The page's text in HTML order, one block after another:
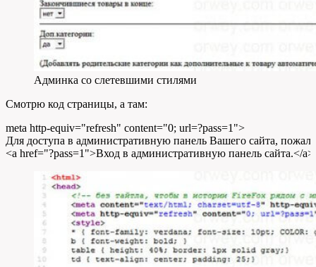
Админка со слетевшими стилями
Смотрю код страницы, а там:
meta http-equiv="refresh" content="0; url=?pass=1">
Для доступа в административную панель Вашего сайта,
<a href="?pass=1">Вход в административную панель сайта.</a